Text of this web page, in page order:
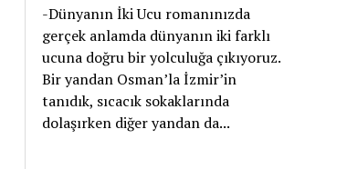
-Dünyanın İki Ucu romanınızda
gerçek anlamda dünyanın iki farklı
ucuna doğru bir yolculuğa çıkıyoruz.
Bir yandan Osman’la İzmir’in
tanıdık, sıcacık sokaklarında
dolaşırken diğer yandan da...